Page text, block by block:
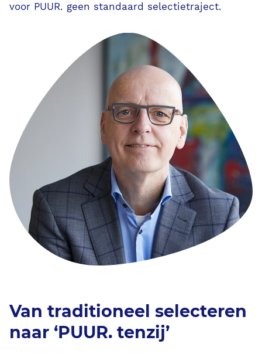
Klassikale trainingen
Blog/Nieuws/Podcast/Webinars
Onze klanten
Werken bij Ecare
Over Ecare
Over ons
Onze werkwijze
Onze partnerschappen
voor PUUR. geen standaard selectietraject.
Van traditioneel selecteren
naar ‘PUUR. tenzij’